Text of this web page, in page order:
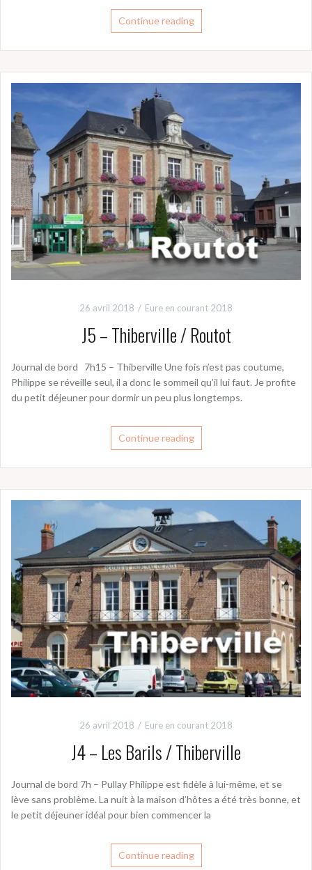
Continue reading
26 avril 2018 Eure en courant 2018
J5 – Thiberville / Routot
Journal de bord 7h15 – Thiberville Une fois n’est pas coutume,
Philippe se réveille seul, il a donc le sommeil qu’il lui faut. Je profite
du petit déjeuner pour dormir un peu plus longtemps.
Continue reading
26 avril 2018 Eure en courant 2018
J4 – Les Barils / Thiberville
Journal de bord 7h – Pullay Philippe est fidèle à lui-même, et se
lève sans problème. La nuit à la maison d’hôtes a été très bonne, et
le petit déjeuner idéal pour bien commencer la
Continue reading